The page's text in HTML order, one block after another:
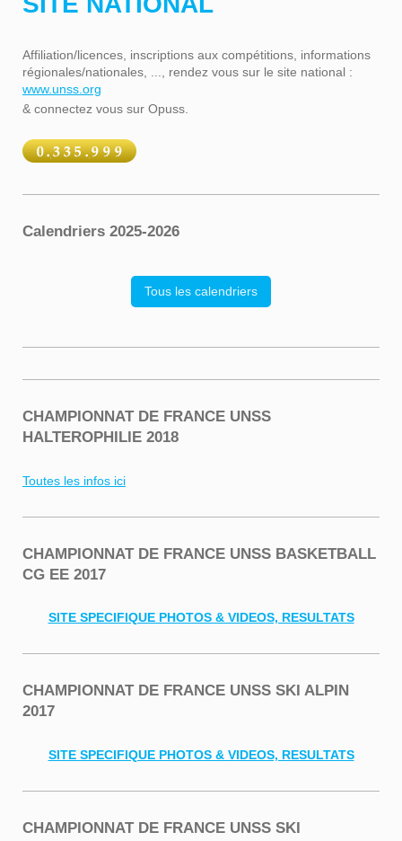
Affiliation/licences, inscriptions aux compétitions, informations
régionales/nationales, ..., rendez vous sur le site national :
www.unss.org
& connectez vous sur Opuss.
Calendriers 2025-2026
Tous les calendriers
CHAMPIONNAT DE FRANCE UNSS
HALTEROPHILIE 2018
Toutes les infos ici
CHAMPIONNAT DE FRANCE UNSS BASKETBALL
CG EE 2017
SITE SPECIFIQUE PHOTOS & VIDEOS, RESULTATS
CHAMPIONNAT DE FRANCE UNSS SKI ALPIN
2017
SITE SPECIFIQUE PHOTOS & VIDEOS, RESULTATS
CHAMPIONNAT DE FRANCE UNSS SKI